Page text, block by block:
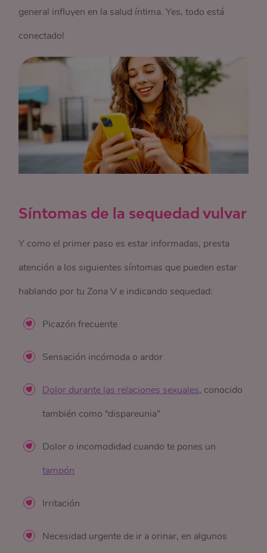
general influyen en la salud íntima. Yes, todo está
conectado!
Síntomas de la sequedad vulvar
Y como el primer paso es estar informadas, presta
atención a los siguientes síntomas que pueden estar
hablando por tu Zona V e indicando sequedad:
Picazón frecuente
Sensación incómoda o ardor
Dolor durante las relaciones sexuales, conocido
también como “dispareunia”
Dolor o incomodidad cuando te pones un
tampón
Irritación
Necesidad urgente de ir a orinar, en algunos